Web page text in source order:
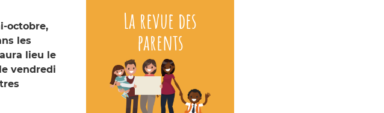
octobre,
les
lieu le
vendredi
La revue des
parents